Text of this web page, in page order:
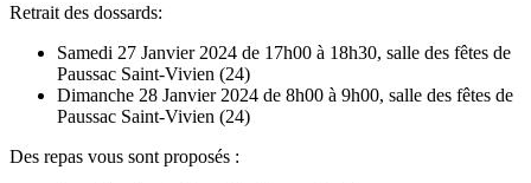
Retrait des dossards:
Samedi 27 Janvier 2024 de 17h00 à 18h30, salle des fêtes de
Paussac Saint-Vivien (24)
Dimanche 28 Janvier 2024 de 8h00 à 9h00, salle des fêtes de
Paussac Saint-Vivien (24)
Des repas vous sont proposés :